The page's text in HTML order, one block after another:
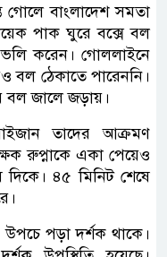
গোলে বাংলাদেশ সমতা
পাক ঘুরে বক্সে বল
ভলি করেন। গোললাইনে
বল ঠেকাতে পারেননি।
বল জালে জড়ায়।
তাদের আক্রমণ
রুপ্নাকে একা পেয়েও
দিকে। ৪৫ মিনিট শেষে
উপচে পড়া দর্শক থাকে।